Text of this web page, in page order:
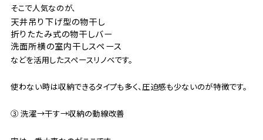
そこで人気なのが、
天井吊り下げ型の物干し
折りたたみ式の物干しバー
洗面所横の室内干しスペース
などを活用したスペースリノベです。
使わない時は収納できるタイプも多く、圧迫感も少ないのが特徴です。
③ 洗濯→干す→収納の動線改善